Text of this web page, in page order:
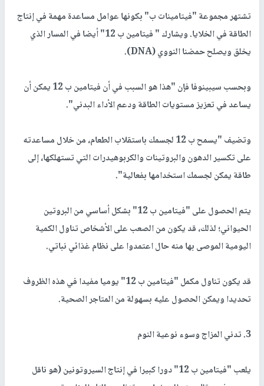
تشتهر مجموعة "فيتامينات ب" بكونها عوامل مساعدة مهمة في إنتاج
الطاقة في الخلايا. ويشارك " فيتامين ب 12" أيضا في المسار الذي
يخلق ويصلح حمضنا النووي (DNA).
وبحسب سيبينوفا فإن "هذا هو السبب في أن فيتامين ب 12 يمكن أن
يساعد في تعزيز مستويات الطاقة ودعم الأداء البدني".
وتضيف "يسمح ب 12 لجسمك باستقلاب الطعام، من خلال مساعدته
على تكسير الدهون والبروتينات والكربوهيدرات التي تستهلكها، إلى
طاقة يمكن لجسمك استخدامها بفعالية".
يتم الحصول على "فيتامين ب 12" بشكل أساسي من البروتين
الحيواني؛ لذلك، قد يكون من الصعب على الأشخاص تناول الكمية
اليومية الموصى بها منه حال اعتمدوا على نظام غذائي نباتي.
قد يكون تناول مكمل "فيتامين ب 12" يوميا مفيدا في هذه الظروف
تحديدا ويمكن الحصول عليه بسهولة من المتاجر الصحية.
3. تدني المزاج وسوء نوعية النو م
يلعب "فيتامين ب 12" دورا كبيرا في إنتاج السيروتونين (هو ناقل